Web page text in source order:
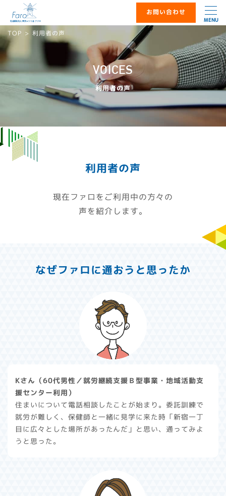
お問い合わせ
MENU
VOICES
利用者の声
TOP 利用者の声
利用者の声
現在ファロをご利用中の方々の
声を紹介します。
なぜファロに通おうと思ったか
Kさん（60代男性／就労継続支援Ｂ型事業・地域活動支
援センター利用）
住まいについて電話相談したことが始まり。委託訓練で
就労が難しく、保健師と一緒に見学に来た時「新宿一丁
目に広々とした場所があったんだ」と思い、通ってみよ
うと思った。